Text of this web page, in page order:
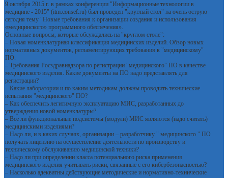
9 октября 2015 г. в рамках конференции "Информационные технологии в
медицине - 2015" (itm.consef.ru) был проведен "круглый стол" на очень острую
сегодня тему "Новые требования к организации создания и использования
«медицинского» программного обеспечения».
Основные вопросы, которые обсуждались на "круглом столе":
– Новая номенклатурная классификация медицинских изделий. Обзор новых
нормативных документов, регламентирующих требования к "медицинскому"
ПО.
– Требования Росздравнадзора по регистрации "медицинского" ПО в качестве
медицинского изделия. Какие документы на ПО надо представлять для
регистрации?
– Какие лаборатории и по каким методикам должны проводить технические
испытания "медицинского" ПО?
– Как обеспечить легитимную эксплуатацию МИС, разработанных до
утверждения новой номенклатуры?
– Все ли функциональные подсистемы (модули) МИС являются (надо считать)
медицинскими изделиями?
– Надо ли, и в каких случаях, организации – разработчику " медицинского " ПО
получать лицензию на осуществление деятельности по производству и
техническому обслуживанию медицинской техники?
– Надо ли при определении класса потенциального риска применения
медицинского изделия учитывать риски, связанные с его кибербезопасностью?
– Насколько адекватны действующие методические и нормативно-технические